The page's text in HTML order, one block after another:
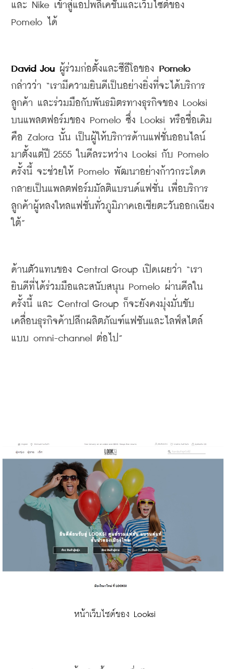
และ Nike เข้าสู่แอปพลิเคชั่นและเว็บไซต์ของ
Pomelo
ได้
David Jou ผู้ร่วมก่อตั้งและซีอีโอของ
Pomelo
กล่าวว่า “เรามีความยินดีเป็นอย่างยิ่งที่จะได้บริการ
ลูกค้า และร่วมมือกับพันธมิตรทางธุรกิจของ
บนแพลตฟอร์มของ Pomelo ซึ่ง Looksi หรือชื่อเดิม
คือ Zalora นั้น เป็นผู้ให้บริการด้านแฟชั่นออนไลน์
มาตั้งแต่ปี 2555 ในดีลระหว่าง Looksi กับ
ครั้งนี้ จะช่วยให้ Pomelo พัฒนาอย่างก้าวกระโดด
กลายเป็นแพลตฟอร์มมัลติแบรนด์แฟชั่น เพื่อบริการ
ลูกค้าผู้หลงใหลแฟชั่นทั่วภูมิภาคเอเชียตะวันออกเฉียง
ใต้”
ด้านตัวแทนของ Central Group เปิดเผยว่า “เรา
ยินดีที่ได้ร่วมมือและสนับสนุน Pomelo ผ่านดีลใน
ครั้งนี้ และ Central Group ก็จะยังคงมุ่งมั่นขับ
เคลื่อนธุรกิจค้าปลีกผลิตภัณฑ์แฟชันและไลฟ์สไตล์
แบบ omni-channel ต่อไป”
หน้าเว็บไซต์ของ Looksi